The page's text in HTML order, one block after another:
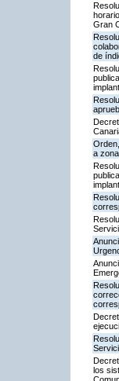
Gran
de
a
los